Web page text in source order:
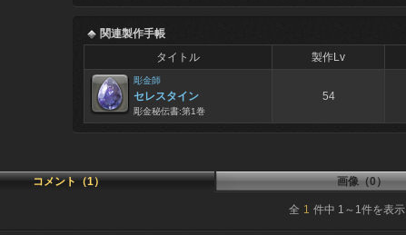
関連製作手帳
タイトル
製作Lv
彫金師
セレスタイン
彫金秘伝書:第1巻
54
コメント（1） 画像（0）
全 1 件中 1 ～ 1件を表示